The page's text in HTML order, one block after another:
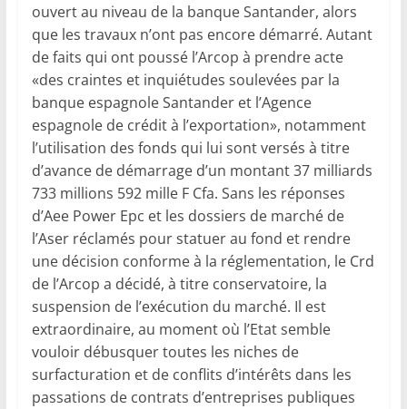
ouvert au niveau de la banque Santander, alors
que les travaux n’ont pas encore démarré. Autant
de faits qui ont poussé l’Arcop à prendre acte
«des craintes et inquiétudes soulevées par la
banque espagnole Santander et l’Agence
espagnole de crédit à l’exportation», notamment
l’utilisation des fonds qui lui sont versés à titre
d’avance de démarrage d’un montant 37 milliards
733 millions 592 mille F Cfa. Sans les réponses
d’Aee Power Epc et les dossiers de marché de
l’Aser réclamés pour statuer au fond et rendre
une décision conforme à la réglementation, le Crd
de l’Arcop a décidé, à titre conservatoire, la
suspension de l’exécution du marché. Il est
extraordinaire, au moment où l’Etat semble
vouloir débusquer toutes les niches de
surfacturation et de conflits d’intérêts dans les
passations de contrats d’entreprises publiques